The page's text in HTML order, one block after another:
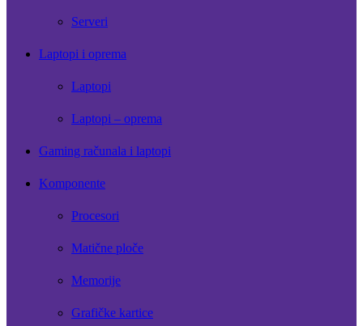
Serveri
Laptopi i oprema
Laptopi
Laptopi – oprema
Gaming računala i laptopi
Komponente
Procesori
Matične ploče
Memorije
Grafičke kartice